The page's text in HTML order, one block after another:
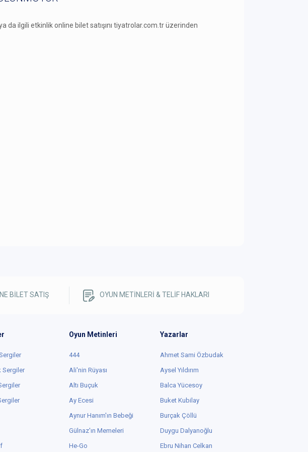
da ilgili etkinlik online bilet satışını tiyatrolar.com.tr üzerinden
BİLET SATIŞ OYUN METİNLERİ & TELİF HAKLARI
Sergiler
Oyun Metinleri
444
Ali'nin Rüyası
Altı Buçuk
Ay Ecesi
Aynur Hanım'ın Bebeği
Gülnaz'ın Memeleri
He-Go
Yazarlar
Ahmet Sami Özbudak
Aysel Yıldırım
Balca Yücesoy
Buket Kubilay
Burçak Çöllü
Duygu Dalyanoğlu
Ebru Nihan Celkan